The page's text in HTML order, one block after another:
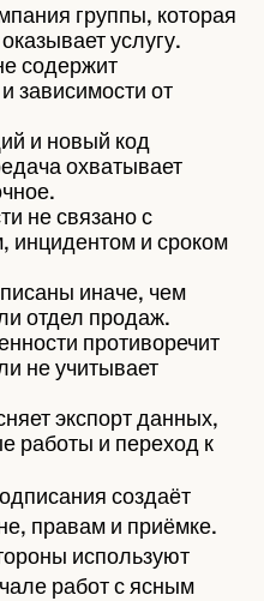
группы, которая
услугу.
содержит
зависимости от
и новый код
охватывает
не связано с
инцидентом и сроком
иначе, чем
отдел продаж.
противоречит
не учитывает
экспорт данных,
работы и переход к
создаёт
правам и приёмке.
используют
работ с ясным